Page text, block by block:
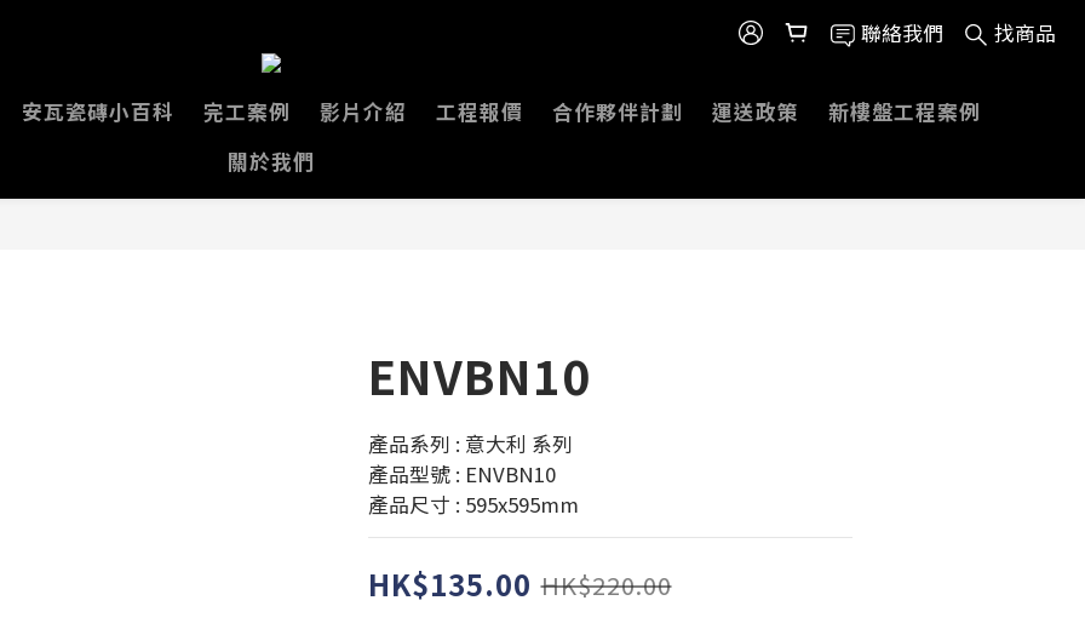
聯絡我們 找商品
安瓦瓷磚小百科 完工案例 影片介紹 工程報價 合作夥伴計劃 運送政策
新樓盤工程案例
關於我們
ENVBN10
產品系列 : 意大利 系列
產品型號 : ENVBN10
產品尺寸 : 595x595mm
HK$135.00 HK$220.00